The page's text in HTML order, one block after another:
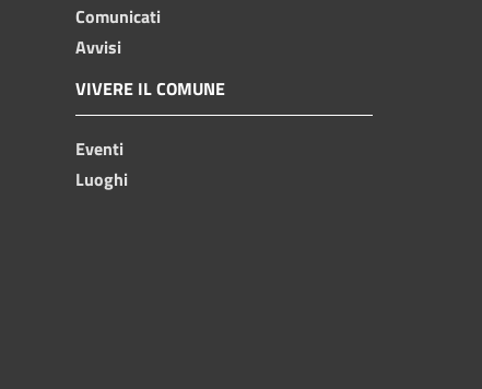
Comunicati
Avvisi
VIVERE IL COMUNE
Eventi
Luoghi